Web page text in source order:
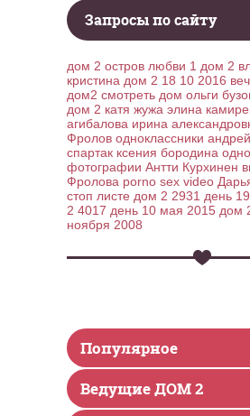
Запросы по сайту
дом 2 остров любви 1 дом 2
кристина дом 2 18 10 2016
дом2 смотреть дом ольги
дом 2 катя жужа элина
агибалова ирина
Фролов одноклассники
спартак ксения бородина
фотографии Антти Курхинен
Фролова porno sex video
стоп листе дом 2 2931 день
2 4017 день 10 мая 2015 дом
ноября 2008
Популярное
Ведущие ДОМ 2